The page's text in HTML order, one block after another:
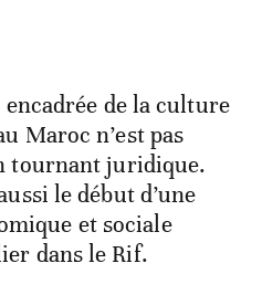
de la culture
Maroc n’est pas
tournant juridique.
le début d’une
et sociale
dans le Rif.